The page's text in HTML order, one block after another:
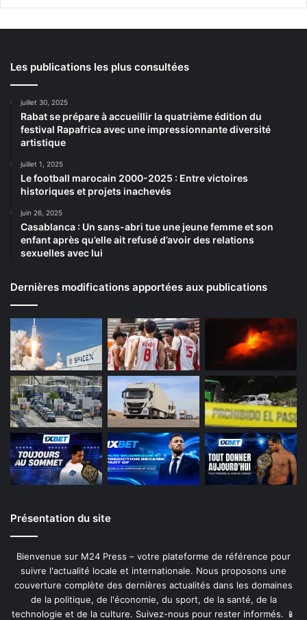
Les publications les plus consultées
juillet 30, 2025
Rabat se prépare à accueillir la quatrième édition du
festival Rapafrica avec une impressionnante diversité
artistique
juillet 1, 2025
Le football marocain 2000-2025 : Entre victoires
historiques et projets inachevés
juin 26, 2025
Casablanca : Un sans-abri tue une jeune femme et son
enfant après qu’elle ait refusé d’avoir des relations
sexuelles avec lui
Dernières modifications apportées aux publications
Présentation du site
Bienvenue sur M24 Press – votre plateforme de référence pour
suivre l'actualité locale et internationale. Nous proposons une
couverture complète des dernières actualités dans les domaines
de la politique, de l'économie, du sport, de la santé, de la
technologie et de la culture. Suivez-nous pour rester informés. 📱